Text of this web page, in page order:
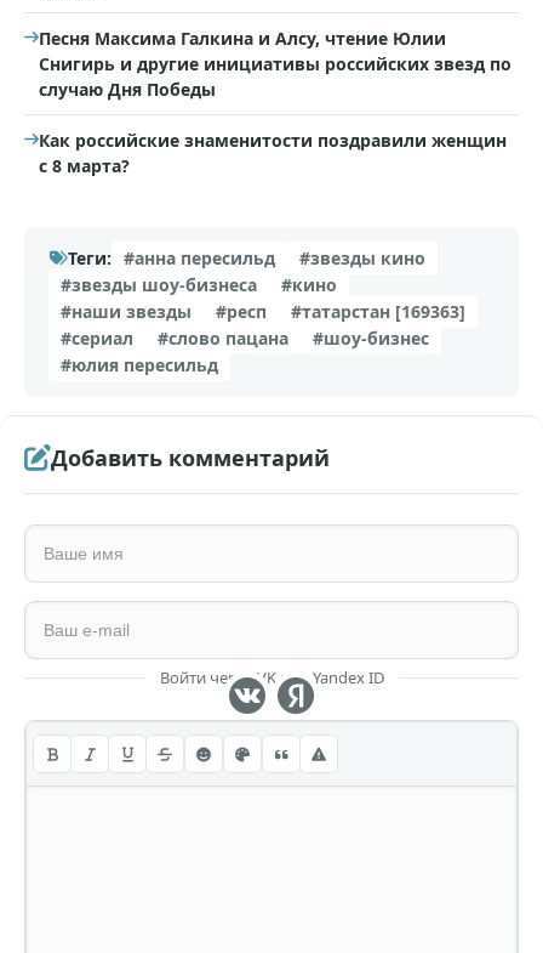
Песня Максима Галкина и Алсу, чтение Юлии
Снигирь и другие инициативы российских звезд по
случаю Дня Победы
Как российские знаменитости поздравили женщин
с 8 марта?
Теги: #анна пересильд
#звезды кино
#звезды шоу-бизнеса
#кино
#наши звезды
#респ
#татарстан [169363]
#сериал
#слово пацана
#шоу-бизнес
#юлия пересильд
Добавить комментарий
Войти через VK или Yandex ID